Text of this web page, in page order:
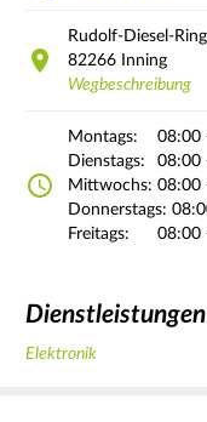
Rudolf-Diesel-Ring
82266
Inning
Wegbeschreibung
Montags:
08:00
Dienstags:
08:00
Mittwochs: 08:00
Donnerstags:
Freitags:
08:00
Dienstleistungen
Elektronik